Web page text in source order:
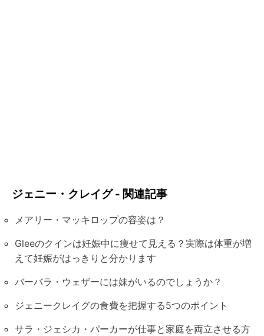
ジェニー・クレイグ - 関連記事
メアリー・マッキロップの容姿は？
Gleeのクインは妊娠中に痩せて見える？実際は体重が増
えて妊娠がはっきりと分かります
バーバラ・ウェザーには妹がいるのでしょうか？
ジェニークレイグの食費を把握する5つのポイント
サラ・ジェシカ・パーカーが仕事と家庭を両立させる方